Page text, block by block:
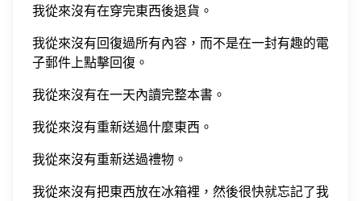
我從來沒有在穿完東西後退貨。
我從來沒有回復過所有內容，而不是在一封有趣的電
子郵件上點擊回復。
我從來沒有在一天內讀完整本書。
我從來沒有重新送過什麼東西。
我從來沒有重新送過禮物。
我從來沒有把東西放在冰箱裡，然後很快就忘記了我